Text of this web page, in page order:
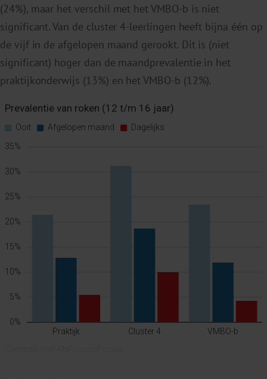
(24%), maar het verschil met het VMBO-b is niet
significant. Van de cluster 4-leerlingen heeft bijna één op
de vijf in de afgelopen maand gerookt. Dit is (niet
significant) hoger dan de maandprevalentie in het
praktijkonderwijs (13%) en het VMBO-b (12%).